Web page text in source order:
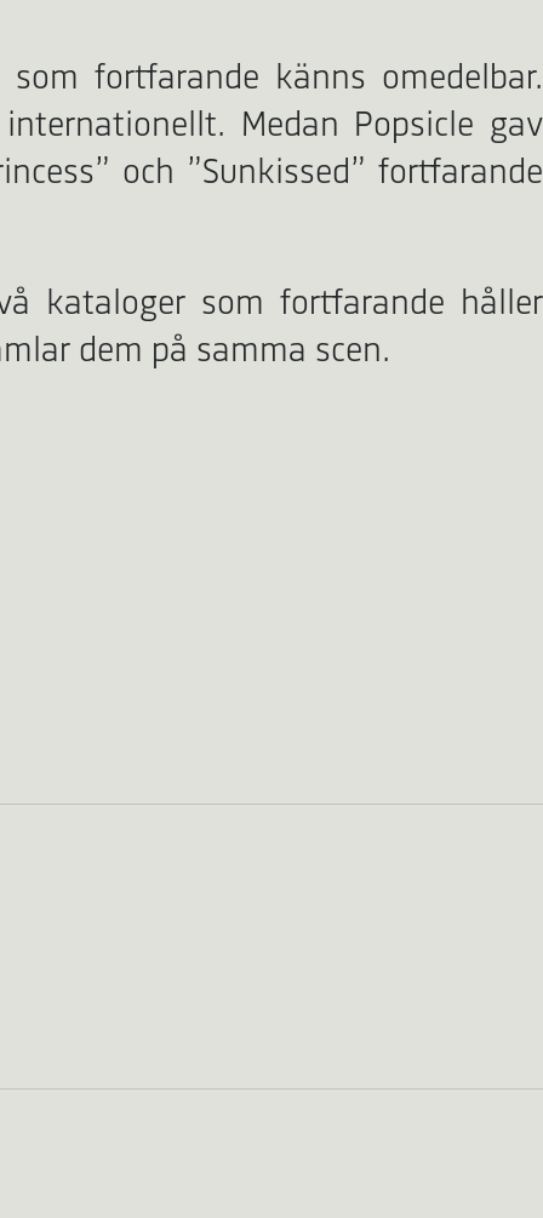
fortfarande känns omedelbar.
Medan Popsicle gav
och ”Sunkissed” fortfarande
kataloger som fortfarande håller
dem på samma scen.